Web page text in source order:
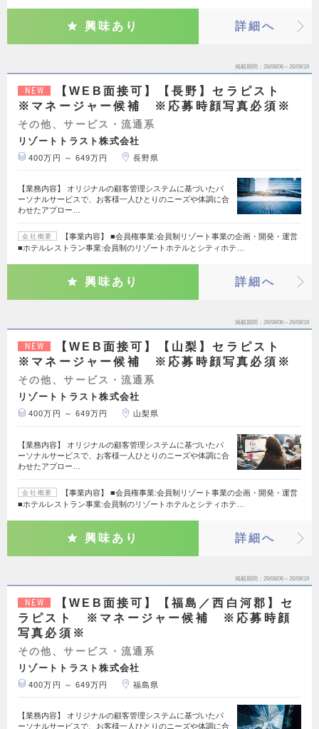
興味あり 詳細へ
掲載期間 26/08/06～26/08/19
NEW
【WEB面接可】【長野】セラピスト
※マネージャー候補 ※応募時顔写真必須※
その他、サービス・流通系
リゾートトラスト株式会社
400万円 ～ 649万円 長野県
【業務内容】 オリジナルの顧客管理システムに基づいたパ
ーソナルサービスで、お客様一人ひとりのニーズや体調に合
わせたアプロー…
会社概要
【事業内容】 ■会員権事業:会員制リゾート事業の企画・開発・運営
■ホテルレストラン事業:会員制のリゾートホテルとシティホテ…
興味あり 詳細へ
掲載期間 26/08/06～26/08/19
NEW
【WEB面接可】【山梨】セラピスト
※マネージャー候補 ※応募時顔写真必須※
その他、サービス・流通系
リゾートトラスト株式会社
400万円 ～ 649万円 山梨県
【業務内容】 オリジナルの顧客管理システムに基づいたパ
ーソナルサービスで、お客様一人ひとりのニーズや体調に合
わせたアプロー…
会社概要
【事業内容】 ■会員権事業:会員制リゾート事業の企画・開発・運営
■ホテルレストラン事業:会員制のリゾートホテルとシティホテ…
興味あり 詳細へ
掲載期間 26/08/06～26/08/19
NEW
【WEB面接可】【福島／西白河郡】セ
ラピスト ※マネージャー候補 ※応募時顔
写真必須※
その他、サービス・流通系
リゾートトラスト株式会社
400万円 ～ 649万円 福島県
【業務内容】 オリジナルの顧客管理システムに基づいたパ
ーソナルサービスで、お客様一人ひとりのニーズや体調に合